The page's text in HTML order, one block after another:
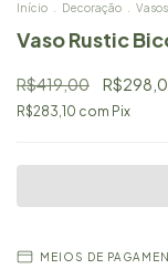
Início Decoração
Vaso Rustic
R$419,00
R$283,10 com Pix
MEIOS DE